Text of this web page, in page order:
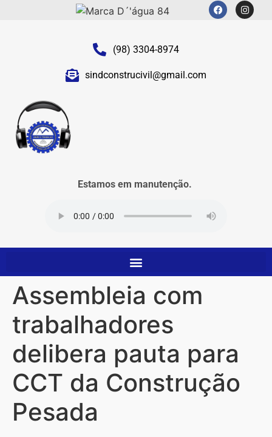
(98) 3304-8974
sindconstrucivil@gmail.com
Estamos em manutenção.
Assembleia com
trabalhadores
delibera pauta para
CCT da Construção
Pesada